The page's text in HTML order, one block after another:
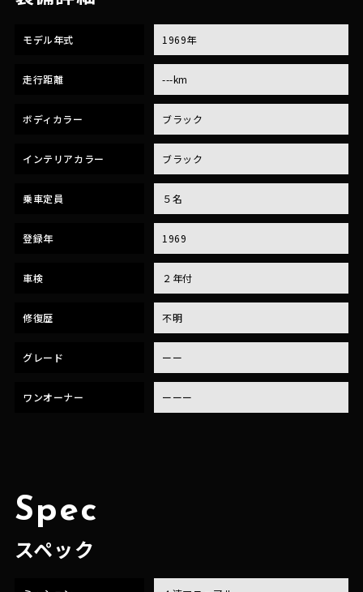
モデル年式 1969年
走行距離 ---km
ボディカラー ブラック
インテリアカラー ブラック
乗車定員 ５名
登録年 1969
車検 ２年付
修復歴 不明
グレード ーー
ワンオーナー ーーー
Spec
スペック